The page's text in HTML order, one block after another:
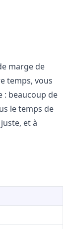
marge de
temps, vous
: beaucoup de
le temps de
et à